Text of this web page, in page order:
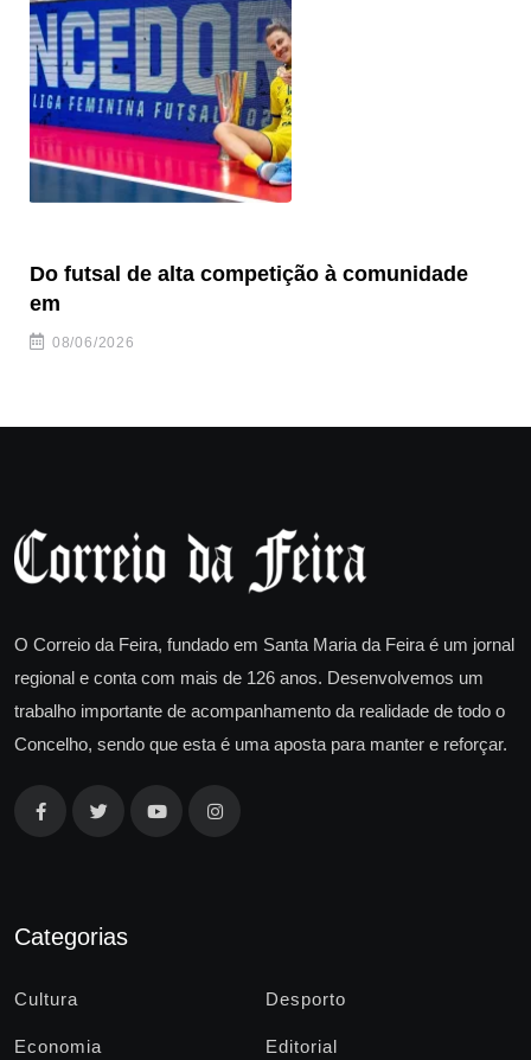
Do futsal de alta competição à comunidade
em
08/06/2026
O Correio da Feira, fundado em Santa Maria da Feira é um jornal
regional e conta com mais de 126 anos. Desenvolvemos um
trabalho importante de acompanhamento da realidade de todo o
Concelho, sendo que esta é uma aposta para manter e reforçar.
Categorias
Cultura Desporto
Economia Editorial